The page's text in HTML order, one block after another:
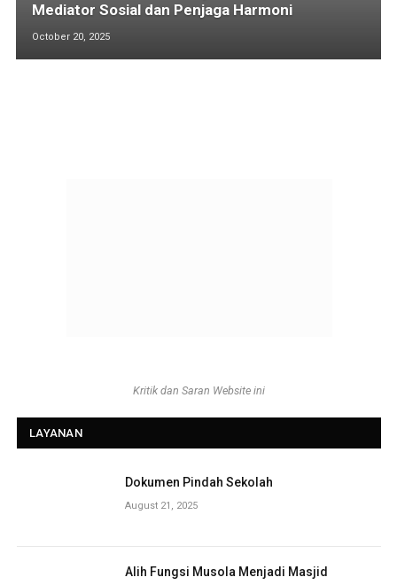
Mediator Sosial dan Penjaga Harmoni
October 20, 2025
Kritik dan Saran Website ini
LAYANAN
Dokumen Pindah Sekolah
August 21, 2025
Alih Fungsi Musola Menjadi Masjid